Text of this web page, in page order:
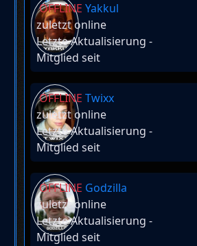
OFFLINE Yakkul
zuletzt online
Letzte Aktualisierung -
Mitglied seit
OFFLINE Twixx
zuletzt online
Letzte Aktualisierung -
Mitglied seit
OFFLINE Godzilla
zuletzt online
Letzte Aktualisierung -
Mitglied seit